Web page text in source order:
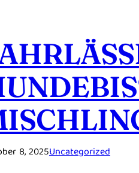
8, 2025Uncategorized